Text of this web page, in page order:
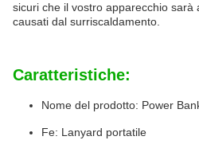
sicuri che il vostro apparecchio sarà
causati dal surriscaldamento.
Caratteristiche:
Nome del prodotto: Power
Fe: Lanyard portatile